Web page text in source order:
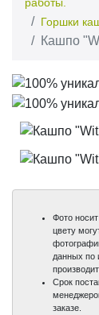
Горшки
Кашпо
Фото
цвету
данных по
Срок
заказе.